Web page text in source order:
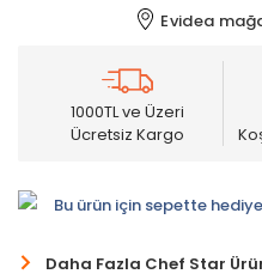
Evidea
1000TL ve Üzeri
Ücretsiz Kargo
Bu ürün için sepette
Daha Fazla Chef Star